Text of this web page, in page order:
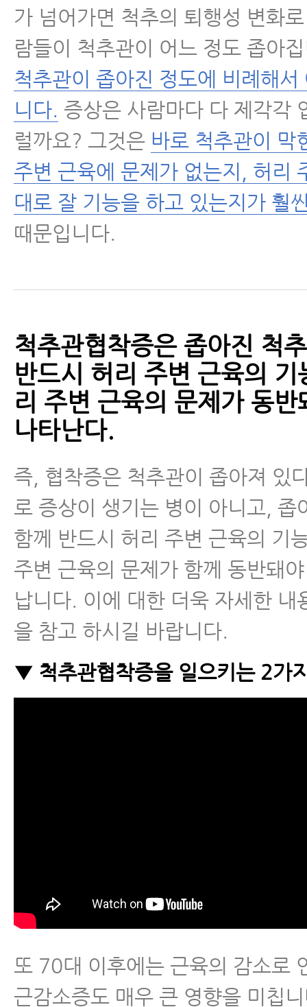
가 넘어가면 척추의 퇴행성 변화
람들이 척추관이 어느 정도 좁아
척추관이 좁아진 정도에 비례해서
니다. 증상은 사람마다 다 제각각
럴까요? 그것은 바로 척추관이 막
주변 근육에 문제가 없는지, 허리
대로 잘 기능을 하고 있는지가 훨
때문입니다.
척추관협착증은 좁아진 척
반드시 허리 주변 근육의 기
리 주변 근육의 문제가 동반
나타난다.
즉, 협착증은 척추관이 좁아져 있
로 증상이 생기는 병이 아니고, 좁
함께 반드시 허리 주변 근육의 기
주변 근육의 문제가 함께 동반돼
납니다. 이에 대한 더욱 자세한 내
을 참고 하시길 바랍니다.
▼ 척추관협착증을 일으키는 2가
또 70대 이후에는 근육의 감소로
근감소증도 매우 큰 영향을 미칩